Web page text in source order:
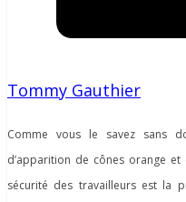
Tommy Gauthier
Comme vous le savez sans
d’apparition de cônes orange
sécurité des travailleurs est la